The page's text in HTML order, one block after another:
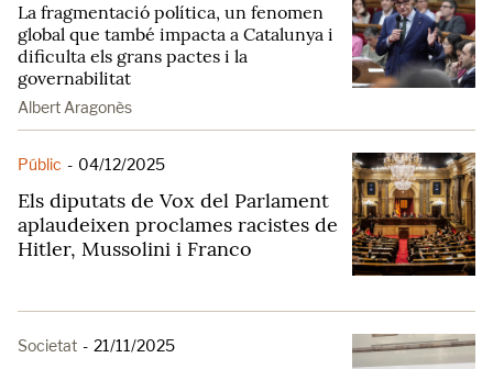
La fragmentació política, un fenomen
global que també impacta a Catalunya i
dificulta els grans pactes i la
governabilitat
Albert Aragonès
Públic - 04/12/2025
Els diputats de Vox del Parlament
aplaudeixen proclames racistes de
Hitler, Mussolini i Franco
Societat - 21/11/2025